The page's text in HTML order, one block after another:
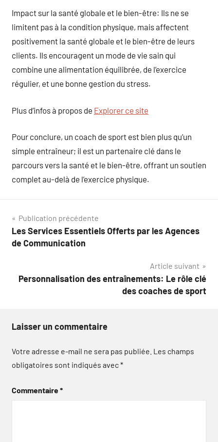
Impact sur la santé globale et le bien-être: Ils ne se
limitent pas à la condition physique, mais affectent
positivement la santé globale et le bien-être de leurs
clients. Ils encouragent un mode de vie sain qui
combine une alimentation équilibrée, de l’exercice
régulier, et une bonne gestion du stress.
Plus d’infos à propos de Explorer ce site
Pour conclure, un coach de sport est bien plus qu’un
simple entraîneur; il est un partenaire clé dans le
parcours vers la santé et le bien-être, offrant un soutien
complet au-delà de l’exercice physique.
Navigation
de
Publication précédente
Les Services Essentiels Offerts par les Agences
de Communication
Article suivant
Personnalisation des entraînements: Le rôle clé
des coaches de sport
Laisser un commentaire
Votre adresse e-mail ne sera pas publiée. Les champs
obligatoires sont indiqués avec*
Commentaire*